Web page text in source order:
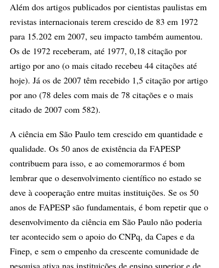
Além dos artigos publicados por cientistas paulistas em
revistas internacionais terem crescido de 83 em 1972
para 15.202 em 2007, seu impacto também aumentou.
Os de 1972 receberam, até 1977, 0,18 citação por
artigo por ano (o mais citado recebeu 44 citações até
hoje). Já os de 2007 têm recebido 1,5 citação por artigo
por ano (78 deles com mais de 78 citações e o mais
citado de 2007 com 582).
A ciência em São Paulo tem crescido em quantidade e
qualidade. Os 50 anos de existência da FAPESP
contribuem para isso, e ao comemorarmos é bom
lembrar que o desenvolvimento científico no estado se
deve à cooperação entre muitas instituições. Se os 50
anos de FAPESP são fundamentais, é bom repetir que o
desenvolvimento da ciência em São Paulo não poderia
ter acontecido sem o apoio do CNPq, da Capes e da
Finep, e sem o empenho da crescente comunidade de
pesquisa ativa nas instituições de ensino superior e de